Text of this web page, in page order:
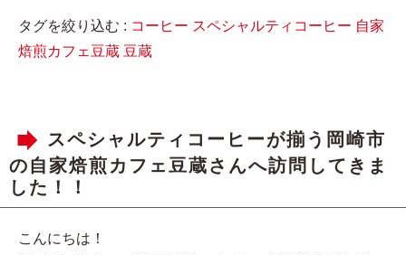
タグを絞り込む : コーヒー スペシャルティコーヒー 自家
焙煎カフェ豆蔵 豆蔵
スペシャルティコーヒーが揃う岡崎市
の自家焙煎カフェ豆蔵さんへ訪問してきま
した！！
こんにちは！